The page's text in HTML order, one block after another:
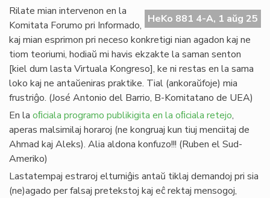
HeKo 881 4-A, 1 aŭg 25
Rilate mian intervenon en la
Komitata Forumo pri Informado,
kaj mian esprimon pri neceso konkretigi nian agadon kaj ne
tiom teoriumi, hodiaŭ mi havis ekzakte la saman senton
[kiel dum lasta Virtuala Kongreso], ke ni restas en la sama
loko kaj ne antaŭeniras praktike. Tial (ankoraŭfoje) mia
frustriĝo. (José Antonio del Barrio, B-Komitatano de UEA)
En la oﬁciala programo publikigita en la oﬁciala retejo,
aperas malsimilaj horaroj (ne kongruaj kun tiuj menciitaj de
Ahmad kaj Aleks). Alia aldona konfuzo!!! (Ruben el Sud-
Ameriko)
Lastatempaj estraroj elturniĝis antaŭ tiklaj demandoj pri sia
(ne)agado per falsaj pretekstoj kaj eĉ rektaj mensogoj,